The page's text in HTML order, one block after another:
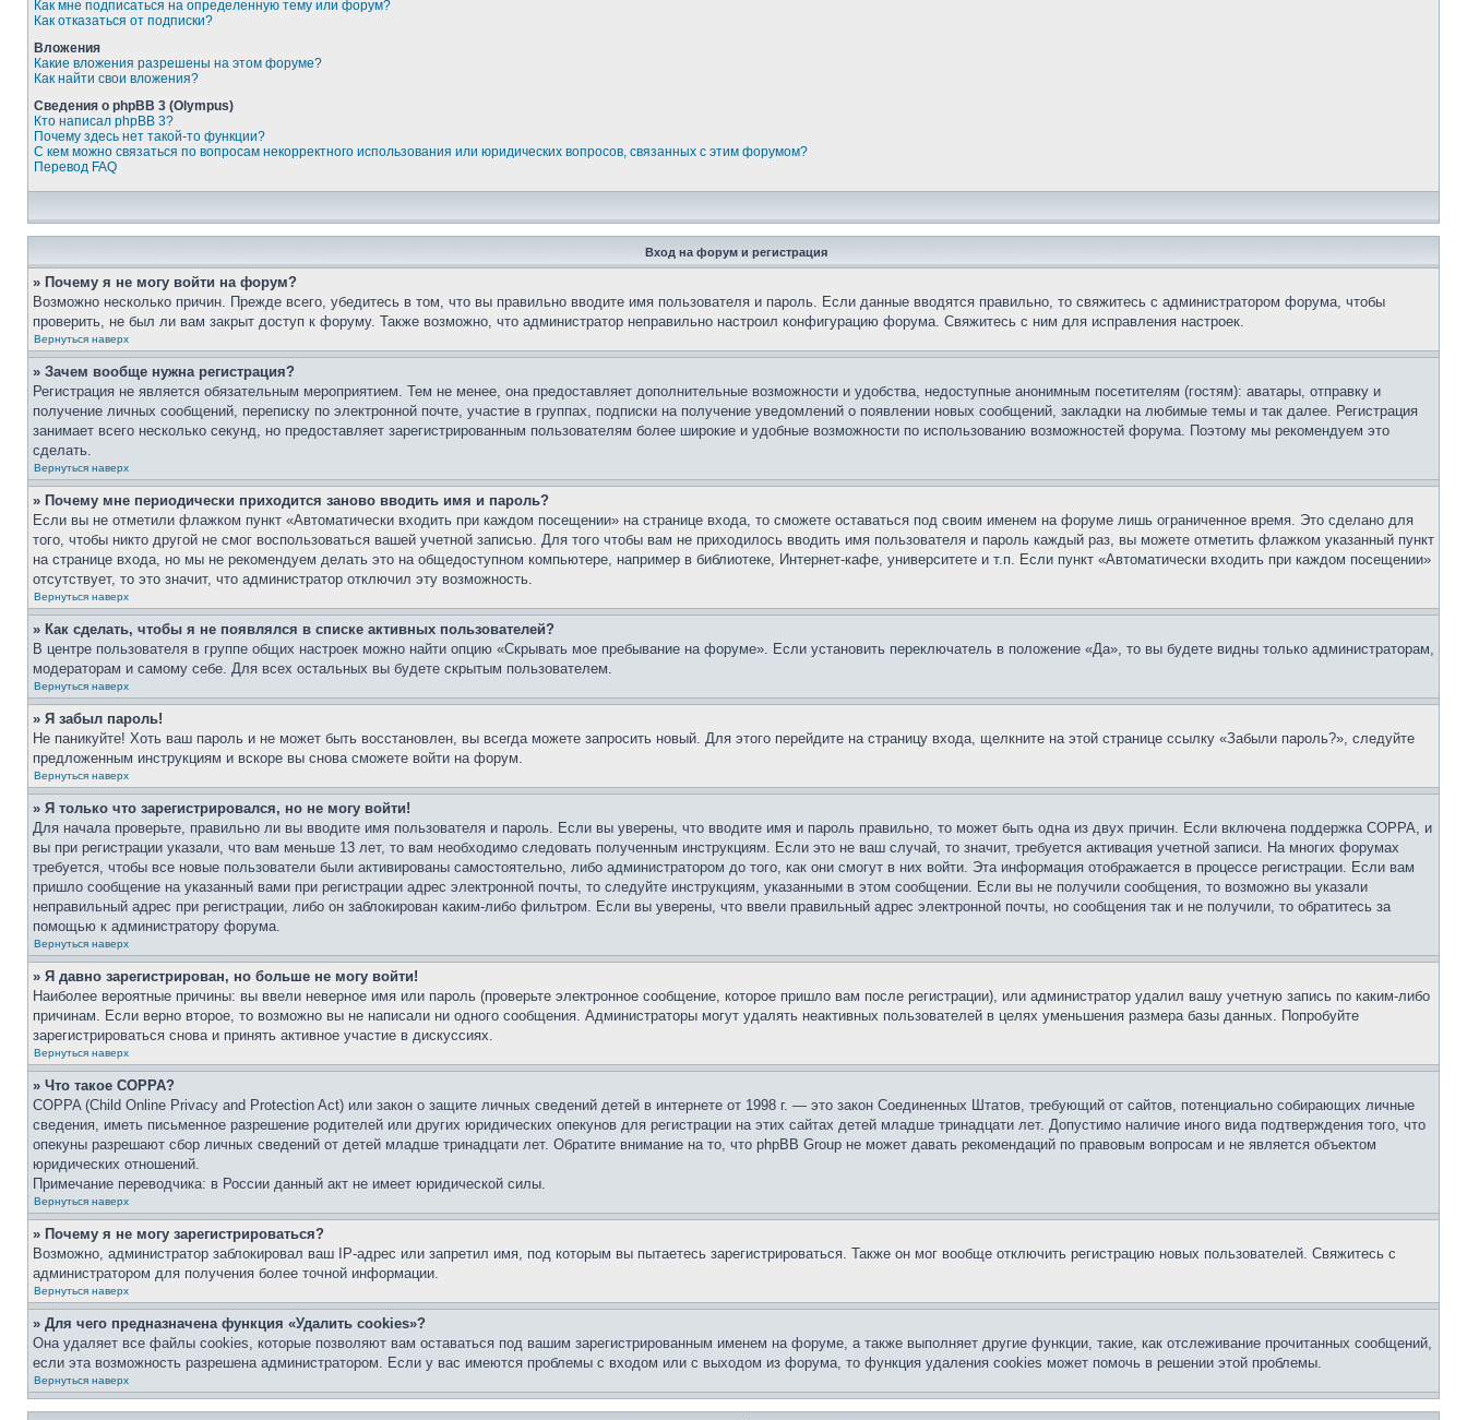
Как мне подписаться на определенную тему или форум?
Как отказаться от подписки?
Вложения
Какие вложения разрешены на этом форуме?
Как найти свои вложения?
Сведения о phpBB 3 (Olympus)
Кто написал phpBB 3?
Почему здесь нет такой-то функции?
С кем можно связаться по вопросам некорректного использования или юридических вопросов, связанных с этим форумом?
Перевод FAQ
Вход на форум и регистрация
» Почему я не могу войти на форум?
Возможно несколько причин. Прежде всего, убедитесь в том, что вы правильно вводите имя пользователя и пароль. Если данные вводятся правильно, то свяжитесь с администратором форума, чтобы
проверить, не был ли вам закрыт доступ к форуму. Также возможно, что администратор неправильно настроил конфигурацию форума. Свяжитесь с ним для исправления настроек.
Вернуться наверх
» Зачем вообще нужна регистрация?
Регистрация не является обязательным мероприятием. Тем не менее, она предоставляет дополнительные возможности и удобства, недоступные анонимным посетителям (гостям): аватары, отправку и
получение личных сообщений, переписку по электронной почте, участие в группах, подписки на получение уведомлений о появлении новых сообщений, закладки на любимые темы и так далее. Регистрация
занимает всего несколько секунд, но предоставляет зарегистрированным пользователям более широкие и удобные возможности по использованию возможностей форума. Поэтому мы рекомендуем это
сделать.
Вернуться наверх
» Почему мне периодически приходится заново вводить имя и пароль?
Если вы не отметили флажком пункт «Автоматически входить при каждом посещении» на странице входа, то сможете оставаться под своим именем на форуме лишь ограниченное время. Это сделано для
того, чтобы никто другой не смог воспользоваться вашей учетной записью. Для того чтобы вам не приходилось вводить имя пользователя и пароль каждый раз, вы можете отметить флажком указанный пункт
на странице входа, но мы не рекомендуем делать это на общедоступном компьютере, например в библиотеке, Интернет-кафе, университете и т.п. Если пункт «Автоматически входить при каждом посещении»
отсутствует, то это значит, что администратор отключил эту возможность.
Вернуться наверх
» Как сделать, чтобы я не появлялся в списке активных пользователей?
В центре пользователя в группе общих настроек можно найти опцию «Скрывать мое пребывание на форуме». Если установить переключатель в положение «Да», то вы будете видны только администраторам,
модераторам и самому себе. Для всех остальных вы будете скрытым пользователем.
Вернуться наверх
» Я забыл пароль!
Не паникуйте! Хоть ваш пароль и не может быть восстановлен, вы всегда можете запросить новый. Для этого перейдите на страницу входа, щелкните на этой странице ссылку «Забыли пароль?», следуйте
предложенным инструкциям и вскоре вы снова сможете войти на форум.
Вернуться наверх
» Я только что зарегистрировался, но не могу войти!
Для начала проверьте, правильно ли вы вводите имя пользователя и пароль. Если вы уверены, что вводите имя и пароль правильно, то может быть одна из двух причин. Если включена поддержка COPPA, и
вы при регистрации указали, что вам меньше 13 лет, то вам необходимо следовать полученным инструкциям. Если это не ваш случай, то значит, требуется активация учетной записи. На многих форумах
требуется, чтобы все новые пользователи были активированы самостоятельно, либо администратором до того, как они смогут в них войти. Эта информация отображается в процессе регистрации. Если вам
пришло сообщение на указанный вами при регистрации адрес электронной почты, то следуйте инструкциям, указанными в этом сообщении. Если вы не получили сообщения, то возможно вы указали
неправильный адрес при регистрации, либо он заблокирован каким-либо фильтром. Если вы уверены, что ввели правильный адрес электронной почты, но сообщения так и не получили, то обратитесь за
помощью к администратору форума.
Вернуться наверх
» Я давно зарегистрирован, но больше не могу войти!
Наиболее вероятные причины: вы ввели неверное имя или пароль (проверьте электронное сообщение, которое пришло вам после регистрации), или администратор удалил вашу учетную запись по каким-либо
причинам. Если верно второе, то возможно вы не написали ни одного сообщения. Администраторы могут удалять неактивных пользователей в целях уменьшения размера базы данных. Попробуйте
зарегистрироваться снова и принять активное участие в дискуссиях.
Вернуться наверх
» Что такое COPPA?
COPPA (Child Online Privacy and Protection Act) или закон о защите личных сведений детей в интернете от 1998 г. — это закон Соединенных Штатов, требующий от сайтов, потенциально собирающих личные
сведения, иметь письменное разрешение родителей или других юридических опекунов для регистрации на этих сайтах детей младше тринадцати лет. Допустимо наличие иного вида подтверждения того, что
опекуны разрешают сбор личных сведений от детей младше тринадцати лет. Обратите внимание на то, что phpBB Group не может давать рекомендаций по правовым вопросам и не является объектом
юридических отношений.
Примечание переводчика: в России данный акт не имеет юридической силы.
Вернуться наверх
» Почему я не могу зарегистрироваться?
Возможно, администратор заблокировал ваш IP-адрес или запретил имя, под которым вы пытаетесь зарегистрироваться. Также он мог вообще отключить регистрацию новых пользователей. Свяжитесь с
администратором для получения более точной информации.
Вернуться наверх
» Для чего предназначена функция «Удалить cookies»?
Она удаляет все файлы cookies, которые позволяют вам оставаться под вашим зарегистрированным именем на форуме, а также выполняет другие функции, такие, как отслеживание прочитанных сообщений,
если эта возможность разрешена администратором. Если у вас имеются проблемы с входом или с выходом из форума, то функция удаления cookies может помочь в решении этой проблемы.
Вернуться наверх